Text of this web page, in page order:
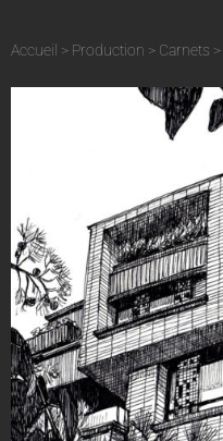
Accueil > Production > Carnets >